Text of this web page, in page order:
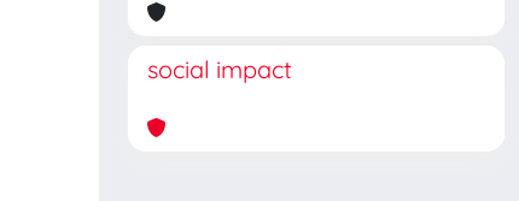
social impact